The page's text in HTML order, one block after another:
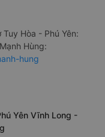
Hòa - Phú Yên:
Hùng:
hung
Yên Vĩnh Long -